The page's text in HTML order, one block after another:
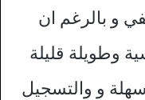
و بالرغم ان
وطويلة قليلة
سهلة و والتسجيل